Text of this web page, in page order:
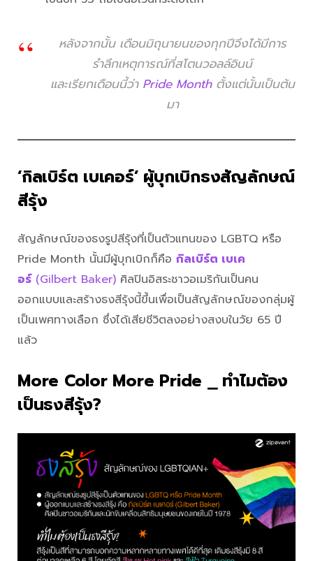
หลังจากนั้น เดือนมิถุนายนของทุกปีจึงได้มีการ
รำลึกเหตุการณ์ที่สโตนวอลล์อินน์
และเรียกเดือนนี้ว่า Pride Monthตั้งแต่นั้นเป็นต้น
มา
‘กิลเบิร์ต เบเคอร์’ ผู้บุกเบิกธงสัญลักษณ์
สีรุ้ง
สัญลักษณ์ของธงรูปสีรุ้งที่เป็นตัวแทนของ LGBTQ หรือ
Pride Month นั้นมีผู้บุกเบิกก็คือ กิลเบิร์ต เบเค
อร์(Gilbert Baker) ศิลปินอิสระชาวอเมริกันเป็นคน
ออกแบบและสร้างธงสีรุ้งนี้ขึ้นเพื่อเป็นสัญลักษณ์ของกลุ่มผู้
เป็นเพศทางเลือก ซึ่งได้เสียชีวิตลงอย่างสงบในวัย 65 ปี
แล้ว
More Color More Pride ⎯ ทำไมต้อง
เป็นธงสีรุ้ง?